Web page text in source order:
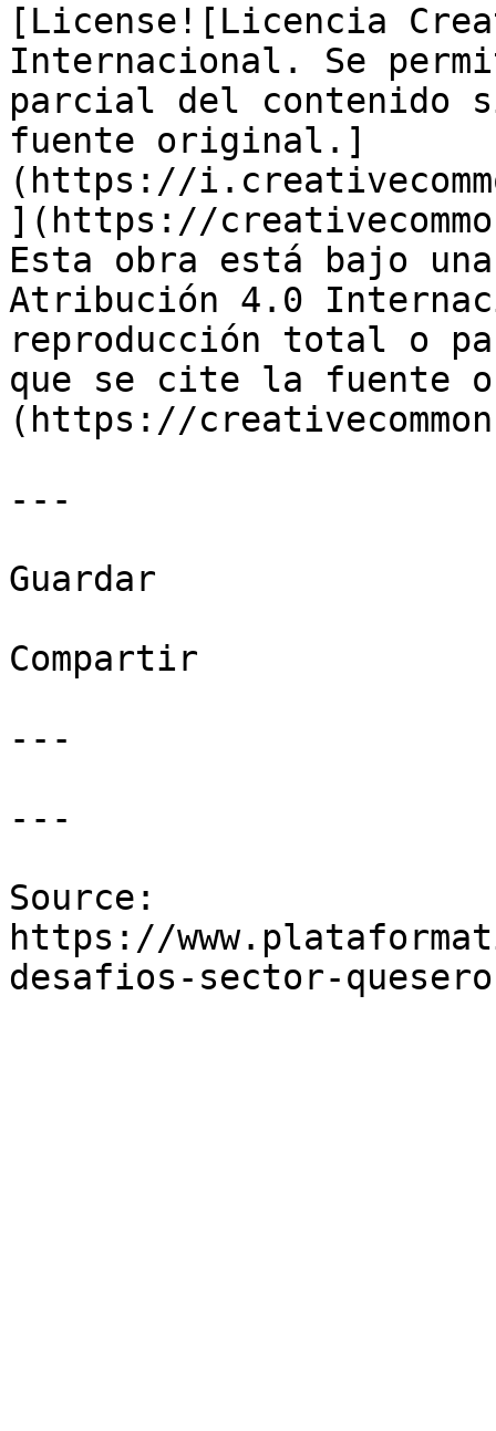
[License![Licencia
Internacional. Se
parcial del contenido
fuente original.]
(https://
](https://
Esta obra está bajo
Atribución 4.0
reproducción total o
que se cite la fuente
(https://
---
Guardar
Compartir
---
---
Source:
https://